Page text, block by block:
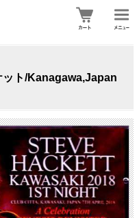
ト/Kanagawa,Japan